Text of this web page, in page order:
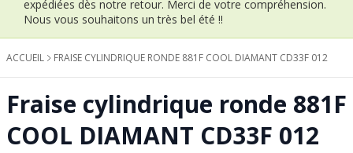
expédiées dès notre retour. Merci de votre compréhension.
Nous vous souhaitons un très bel été !!
ACCUEIL FRAISE CYLINDRIQUE RONDE 881F COOL DIAMANT CD33F 012
Fraise cylindrique ronde 881F
COOL DIAMANT CD33F 012